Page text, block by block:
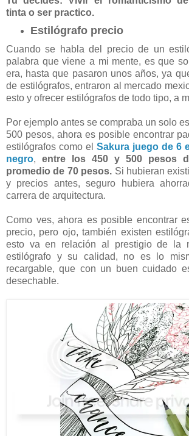
tinta o ser practico.
Estilógrafo precio
Cuando se habla del precio de un
palabra que viene a mi mente, es que
era, hasta que pasaron unos años, ya
de estilógrafos, entraron al mercado
esto y ofrecer estilógrafos de todo tipo, a
Por ejemplo antes se compraba un solo
500 pesos, ahora es posible encontrar
estilógrafos como el Sakura juego de 6
negro, entre los 450 y 500 pesos
promedio de 70 pesos. Si hubieran
y precios antes, seguro hubiera
carrera de arquitectura.
Como ves, ahora es posible encontrar
precio, pero ojo, también existen
esto va en relación al prestigio de la
estilógrafo y su calidad, no es lo
recargable, que con un buen cuidado
desechable.